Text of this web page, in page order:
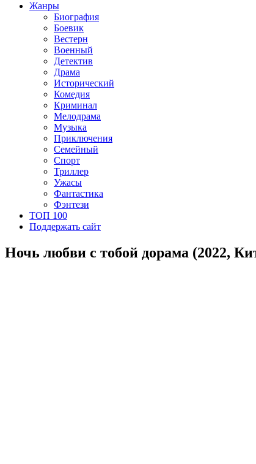
Жанры
Биография
Боевик
Вестерн
Военный
Детектив
Драма
Исторический
Комедия
Криминал
Мелодрама
Музыка
Приключения
Семейный
Спорт
Триллер
Ужасы
Фантастика
Фэнтези
ТОП 100
Поддержать сайт
Ночь любви с тобой дорама (2022,